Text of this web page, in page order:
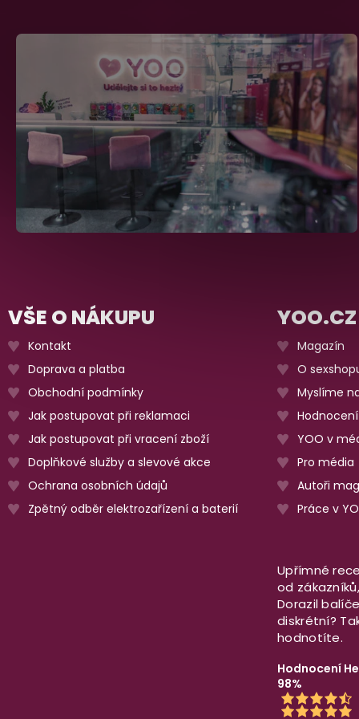
VŠE O NÁKUPU
Kontakt
Doprava a platba
Obchodní podmínky
Jak postupovat při reklamaci
Jak postupovat při vracení zboží
Doplňkové služby a slevové akce
Ochrana osobních údajů
Zpětný odběr elektrozařízení a baterií
YOO.CZ
Magazín
O
Myslíme
YOO v
Pro média
Autoři
Práce v
Upřímné
od
Dorazil
diskrétní?
hodnotíte.
Hodnocení
98%